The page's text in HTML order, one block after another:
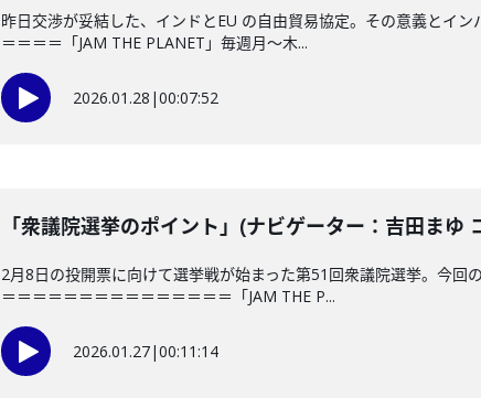
昨日交渉が妥結した、インドとEU の自由貿易協定。その意義とイ
＝＝＝＝「JAM THE PLANET」毎週月～木...
2026.01.28 |00:07:52
「衆議院選挙のポイント」(ナビゲーター：吉田ま
2月8日の投開票に向けて選挙戦が始まった第51回衆議院選挙。今
＝＝＝＝＝＝＝＝＝＝＝＝＝＝＝「JAM THE P...
2026.01.27|00:11:14